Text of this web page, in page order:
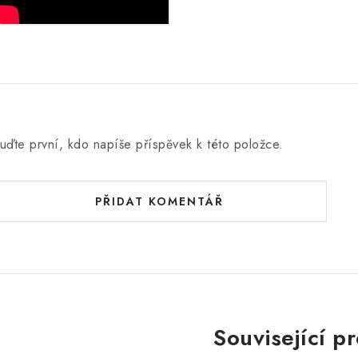
první, kdo napíše příspěvek k této položce.
PŘIDAT KOMENTÁŘ
Související